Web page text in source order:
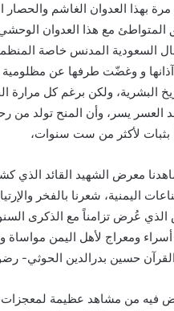
بهذا العدوان الغاشم والحصار
مع هذا العدوان الوحشي
السعودية المدنس خاصة
و وغضّت طرفها عن مظلومية
البشرية، ولكن برغم كل مرارة
بعد العسر يسر، وأن المنح تولد من
بثبات لأكثر من ست سنوات،
معرض الشهيد القائد الذي
اليمنية، شعرنا بالفخر
عُرض تزامناً مع الذكرى
أسراء ومعراج لأهل اليمن مواساة
حسين بدرالدين الحوثي-
فيه من مشاهد عظيمة